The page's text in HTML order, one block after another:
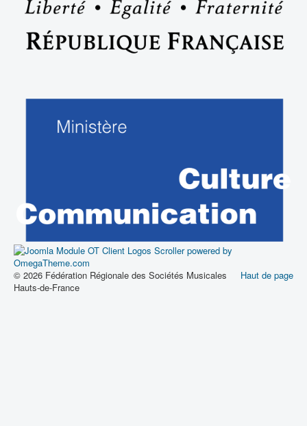
Haut de page
© 2026 Fédération Régionale des Sociétés Musicales
Hauts-de-France